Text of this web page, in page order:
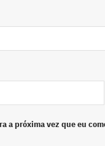
a próxima vez que eu